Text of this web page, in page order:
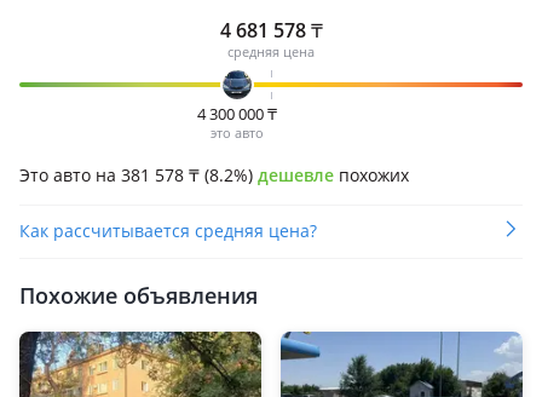
4 681 578₸
средняя цена
4 300 000₸
это авто
Это авто на 381 578 ₸ (8.2%) дешевле похожих
Как рассчитывается средняя цена?
Похожие объявления